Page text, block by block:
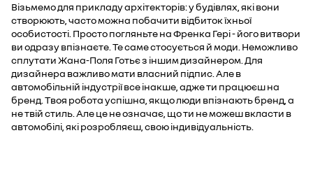
Візьмемо для прикладу архітекторів: у будівлях, які вони
створюють, часто можна побачити відбиток їхньої
особистості. Просто погляньте на Френка Гері - його витвори
ви одразу впізнаєте. Те саме стосується й моди. Неможливо
сплутати Жана-Поля Готьє з іншим дизайнером. Для
дизайнера важливо мати власний підпис. Але в
автомобільній індустрії все інакше, адже ти працюєш на
бренд. Твоя робота успішна, якщо люди впізнають бренд, а
не твій стиль. Але це не означає, що ти не можеш вкласти в
автомобілі, які розробляєш, свою індивідуальність.